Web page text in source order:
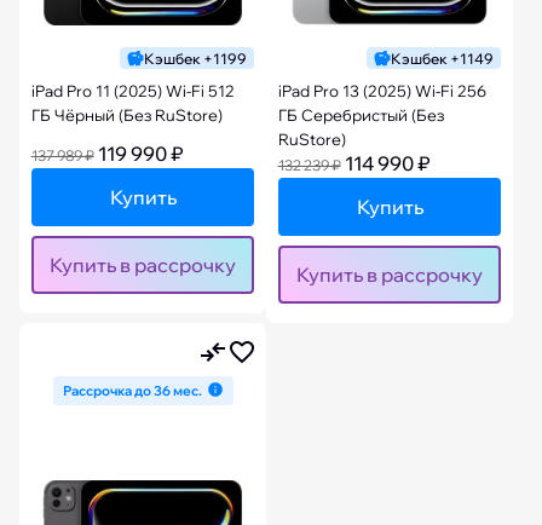
Кэшбек +1199
iPad Pro 11 (2025) Wi-Fi 512
ГБ Чёрный (Без RuStore)
137 989 ₽ 119 990 ₽
Купить
Купить в рассрочку
Кэшбек +1149
iPad Pro 13 (2025) Wi-Fi 256
ГБ Серебристый (Без
RuStore)
132 239 ₽ 114 990 ₽
Купить
Купить в рассрочку
Рассрочка до 36 мес.